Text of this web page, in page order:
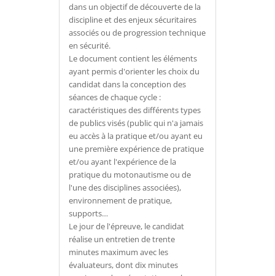
dans un objectif de découverte de la
discipline et des enjeux sécuritaires
associés ou de progression technique
en sécurité.
Le document contient les éléments
ayant permis d'orienter les choix du
candidat dans la conception des
séances de chaque cycle :
caractéristiques des différents types
de publics visés (public qui n'a jamais
eu accès à la pratique et/ou ayant eu
une première expérience de pratique
et/ou ayant l'expérience de la
pratique du motonautisme ou de
l'une des disciplines associées),
environnement de pratique,
supports…
Le jour de l'épreuve, le candidat
réalise un entretien de trente
minutes maximum avec les
évaluateurs, dont dix minutes